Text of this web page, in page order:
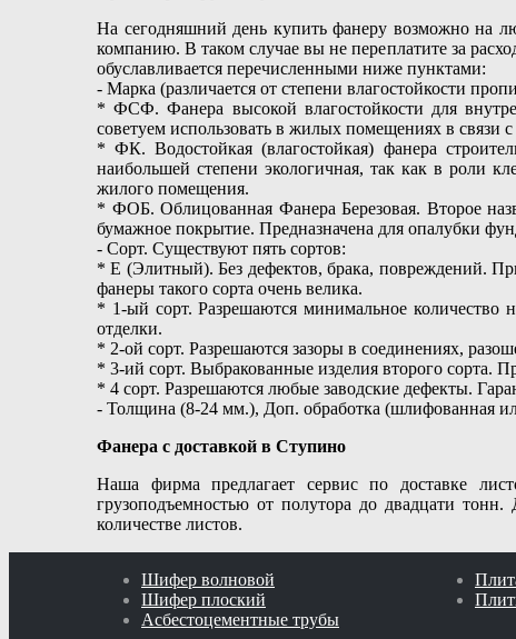
На сегодняшний день купить фанеру возможно на
компанию. В таком случае вы не переплатите за
обуславливается перечисленными ниже пунктами:
- Марка (различается от степени влагостойкости
* ФСФ. Фанера высокой влагостойкости для
советуем использовать в жилых помещениях в
* ФК. Водостойкая (влагостойкая) фанера
наибольшей степени экологичная, так как в роли
жилого помещения.
* ФОБ. Облицованная Фанера Березовая. Второе
бумажное покрытие. Предназначена для опалубки
- Сорт. Существуют пять сортов:
* Е (Элитный). Без дефектов, брака, повреждений.
фанеры такого сорта очень велика.
* 1-ый сорт. Разрешаются минимальное количество
отделки.
* 2-ой сорт. Разрешаются зазоры в соединениях,
* 3-ий сорт. Выбракованные изделия второго сорта.
* 4 сорт. Разрешаются любые заводские дефекты.
- Толщина (8-24 мм.), Доп. обработка (шлифованная
Фанера с доставкой в Ступино
Наша фирма предлагает сервис по доставке
грузоподъемностью от полутора до двадцати
количестве листов.
Шифер волновой
Шифер плоский
Асбестоцементные трубы